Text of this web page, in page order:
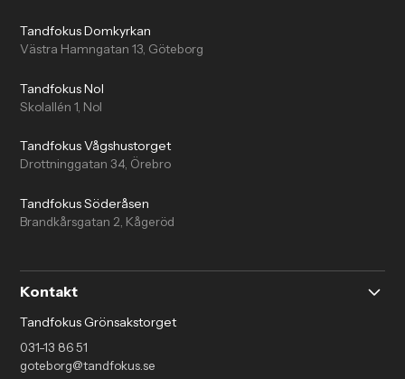
Tandfokus Domkyrkan
Västra Hamngatan 13, Göteborg
Tandfokus Nol
Skolallén 1, Nol
Tandfokus Vågshustorget
Drottninggatan 34, Örebro
Tandfokus Söderåsen
Brandkårsgatan 2, Kågeröd
Kontakt
Tandfokus Grönsakstorget
goteborg@tandfokus.se
031-13 86 51